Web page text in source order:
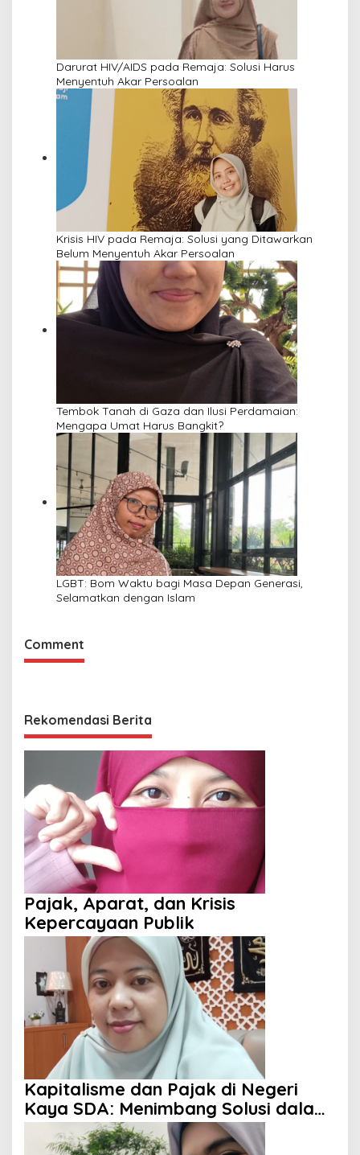
Darurat HIV/AIDS pada Remaja: Solusi Harus
Menyentuh Akar Persoalan
Krisis HIV pada Remaja: Solusi yang Ditawarkan
Belum Menyentuh Akar Persoalan
Tembok Tanah di Gaza dan Ilusi Perdamaian:
Mengapa Umat Harus Bangkit?
LGBT: Bom Waktu bagi Masa Depan Generasi,
Selamatkan dengan Islam
Comment
Rekomendasi Berita
Pajak, Aparat, dan Krisis
Kepercayaan Publik
Kapitalisme dan Pajak di Negeri
Kaya SDA: Menimbang Solusi dalam
Perspektif Islam